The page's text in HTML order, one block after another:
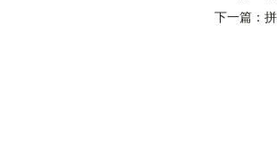
下一篇：